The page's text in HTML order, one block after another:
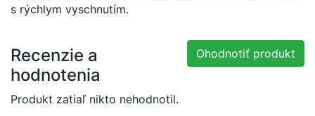
s rýchlym vyschnutím.
Ohodnotiť produkt
Recenzie a
hodnotenia
Produkt zatiaľ nikto nehodnotil.